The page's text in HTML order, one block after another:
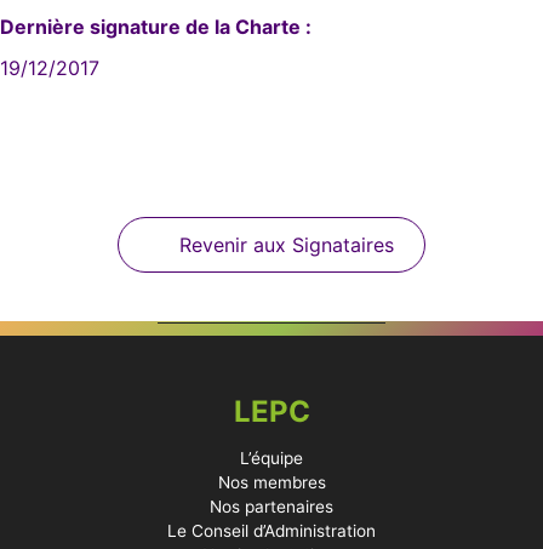
Dernière signature de la Charte :
19/12/2017
Revenir aux Signataires
LEPC
L’équipe
Nos membres
Nos partenaires
Le Conseil d’Administration